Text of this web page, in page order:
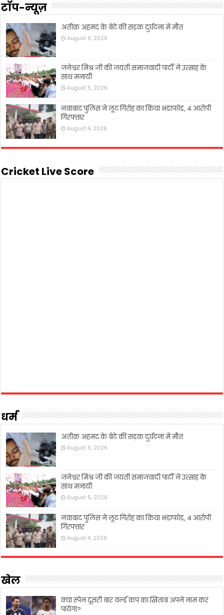
टॉप-न्यूज़
अतीक़ अहमद के बेटे की सड़क दुर्घटना में मौत
August 6, 2026
जनेश्वर मिश्र जी की जयंती समाजवादी पार्टी ने उत्साह के
साथ मनायी
August 5, 2026
नवाबाद पुलिस ने लूट गिरोह का किया भंडाफोड़, 4 आरोपी
गिरफ्तार
August 4, 2026
Cricket Live Score
धर्म
अतीक़ अहमद के बेटे की सड़क दुर्घटना में मौत
August 6, 2026
जनेश्वर मिश्र जी की जयंती समाजवादी पार्टी ने उत्साह के
साथ मनायी
August 5, 2026
नवाबाद पुलिस ने लूट गिरोह का किया भंडाफोड़, 4 आरोपी
गिरफ्तार
August 4, 2026
खेल
क्या स्पेन दूसरी बार वर्ल्ड कप का ख़िताब अपने नाम कर
पायेगा?